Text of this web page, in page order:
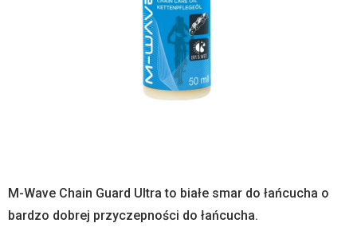
M-Wave Chain Guard Ultra to białe smar do łańcucha o
bardzo dobrej przyczepności do łańcucha.